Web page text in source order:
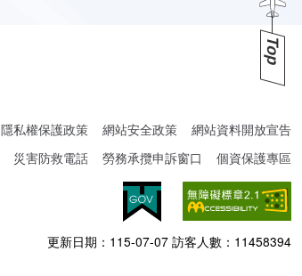
隱私權保護政策 網站安全政策
網站資料開放宣告
災害防救電話
勞務承攬申訴窗口 個資保護專區
更新日期： 115-07-07 訪客人數： 11458394
Top